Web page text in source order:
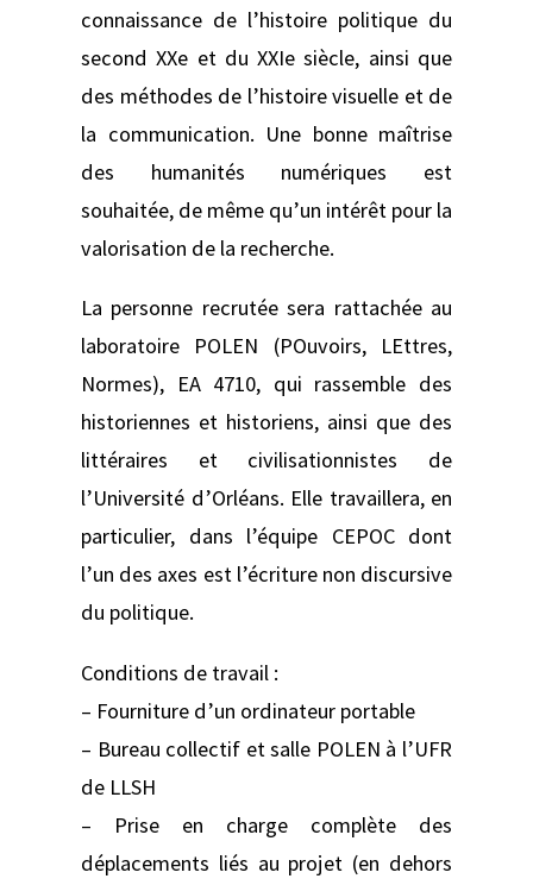
connaissance de l’histoire politique du
second XXe et du XXIe siècle, ainsi que
des méthodes de l’histoire visuelle et de
la communication. Une bonne maîtrise
des humanités numériques est
souhaitée, de même qu’un intérêt pour la
valorisation de la recherche.
La personne recrutée sera rattachée au
laboratoire POLEN (POuvoirs, LEttres,
Normes), EA 4710, qui rassemble des
historiennes et historiens, ainsi que des
littéraires et civilisationnistes de
l’Université d’Orléans. Elle travaillera, en
particulier, dans l’équipe CEPOC dont
l’un des axes est l’écriture non discursive
du politique.
Conditions de travail :
– Fourniture d’un ordinateur portable
– Bureau collectif et salle POLEN à l’UFR
de LLSH
– Prise en charge complète des
déplacements liés au projet (en dehors